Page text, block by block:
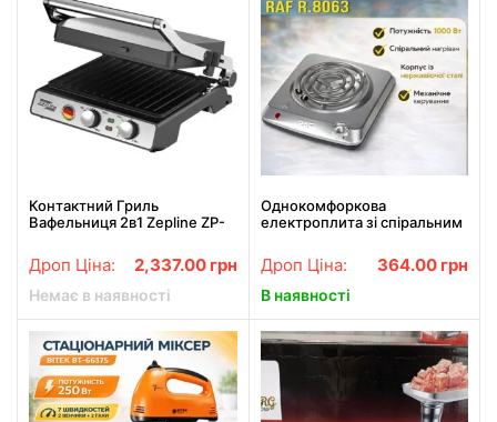
Контактний Гриль
Вафельниця 2в1 Zepline ZP-
прес-гриль зі змінними
пластинами 3500 Вт
Дроп Ціна: 2,337.00 грн
Немає в наявності
Однокомфоркова
електроплита зі спіральним
керуванням RAF R.8063
1000W
Дроп Ціна: 364.00 грн
В наявності